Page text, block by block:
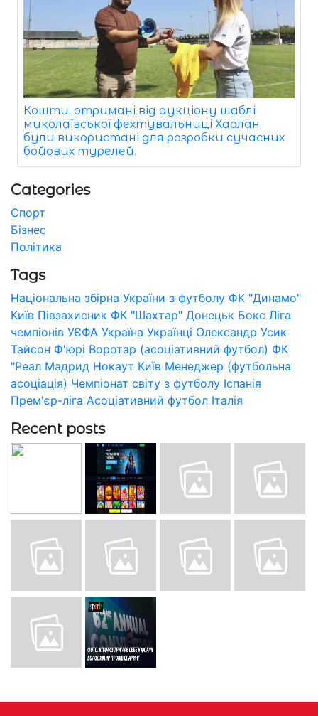
Кошти, отримані від аукціону шаблі
миколаївської фехтувальниці Харлан,
були використані для розробки сучасних
бойових турелей.
Categories
Спорт
Бізнес
Політика
Tags
Національна збірна України з футболу ФК "Динамо"
Київ Півзахисник ФК "Шахтар" Донецьк Бокс Ліга
чемпіонів УЄФА Україна Українці Олександр Усик
Тайсон Ф'юрі Воротар (асоціативний футбол) ФК
"Реал Мадрид Нокаут Київ Менеджер (футбольна
асоціація) Чемпіонат світу з футболу Іспанія
Прем'єр-ліга Асоціативний футбол Італія
Recent posts